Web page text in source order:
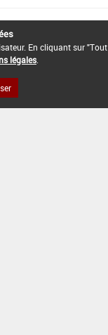
En cliquant sur
légales